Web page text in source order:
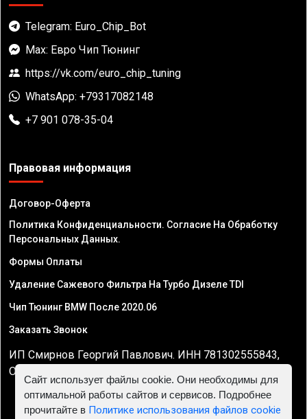
Telegram: Euro_Chip_Bot
Max: Евро Чип Тюнинг
https://vk.com/euro_chip_tuning
WhatsApp: +79317082148
+7 901 078-35-04
Правовая информация
Договор-Оферта
Политика Конфиденциальности. Согласие На Обработку
Персональных Данных.
Формы Оплаты
Удаление Сажевого Фильтра На Турбо Дизеле TDI
Чип Тюнинг BMW После 2020.06
Заказать Звонок
ИП Смирнов Георгий Павлович. ИНН 781302555843,
ОГРНИП 324470400032610
Сайт использует файлы cookie. Они необходимы для
оптимальной работы сайтов и сервисов. Подробнее
прочитайте в Политике использования файлов cookie